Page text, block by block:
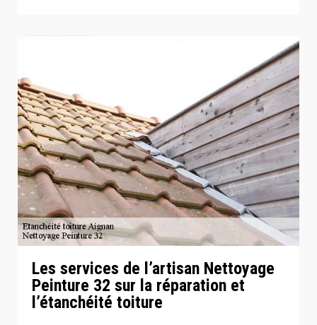
Les services de l’artisan Nettoyage
Peinture 32 sur la réparation et
l’étanchéité toiture